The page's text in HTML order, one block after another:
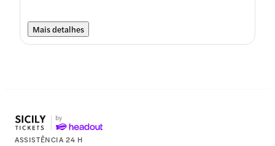
Mais detalhes
ASSISTÊNCIA 24 H